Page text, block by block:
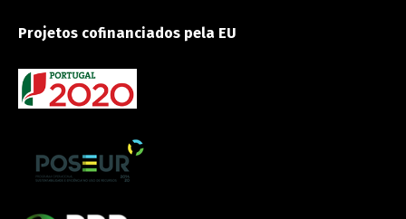
Projetos cofinanciados pela EU